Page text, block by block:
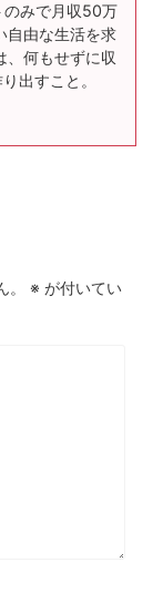
みで月収50万
自由な生活を求
、何もせずに収
出すこと。
※ が付いてい